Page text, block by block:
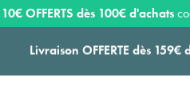
Livraison OFFERTE dès 159€
10€ OFFERTS dès 100€ d'achats